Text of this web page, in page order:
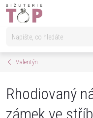
Přejít
Valentýn
Rhodiovaný
zámek ve